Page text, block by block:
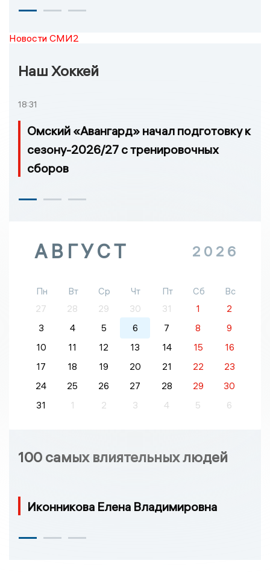
Новости СМИ2
Наш Хоккей
18:31
Омский «Авангард» начал подготовку к
сезону-2026/27 с тренировочных
сборов
АВГУСТ 2026
Пн Вт Ср Чт Пт Сб
Вс
27
28 29 30 31 1
2
3
4 5 6 7 8
9
10
11 12 13 14 15
16
17
18 19 20 21 22
23
24
25 26 27 28 29
30
31
1 2 3 4 5 6
100 самых влиятельных людей
Иконникова Елена Владимировна